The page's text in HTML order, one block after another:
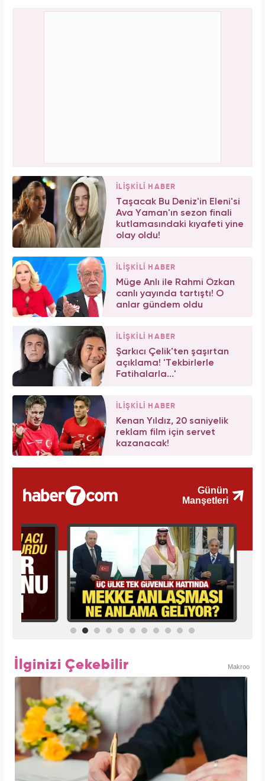
İLİŞKİLİ HABER
Taşacak Bu Deniz'in Eleni'si
Ava Yaman'ın sezon finali
kutlamasındaki kıyafeti yine
olay oldu!
İLİŞKİLİ HABER
Müge Anlı ile Rahmi Özkan
canlı yayında tartıştı! O
anlar gündem oldu
İLİŞKİLİ HABER
Şarkıcı Çelik'ten şaşırtan
açıklama! 'Tekbirlerle
Fatihalarla...'
İLİŞKİLİ HABER
Kenan Yıldız, 20 saniyelik
reklam film için servet
kazanacak!
İlginizi Çekebilir Makroo